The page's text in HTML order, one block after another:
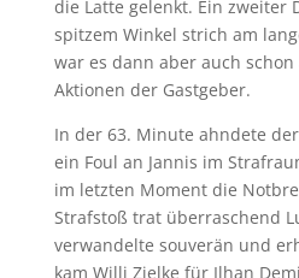
die Latte gelenkt. Ein zweiter
spitzem Winkel strich am
war es dann aber auch
Aktionen der Gastgeber.
In der 63. Minute ahndete
ein Foul an Jannis im
im letzten Moment die
Strafstoß trat überraschend
verwandelte souverän und
kam Willi Zielke für Ilhan